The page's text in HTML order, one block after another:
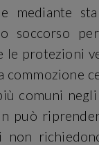
mediante
soccorso
le protezioni
comuni
può
non